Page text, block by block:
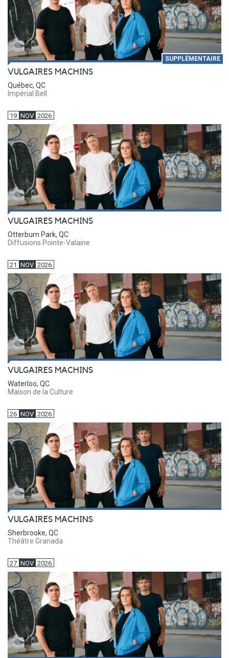
SUPPLÉMENTAIRE
VULGAIRES MACHINS
Québec, QC
Impérial Bell
19 NOV 2026
VULGAIRES MACHINS
Otterburn Park, QC
Diffusions Pointe-Valaine
21 NOV 2026
VULGAIRES MACHINS
Waterloo, QC
Maison de la Culture
26 NOV 2026
VULGAIRES MACHINS
Sherbrooke, QC
Théâtre Granada
27 NOV 2026